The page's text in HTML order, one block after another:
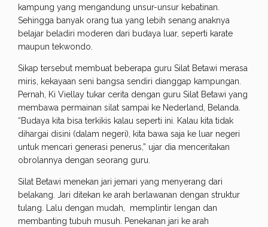
kampung yang mengandung unsur-unsur kebatinan.
Sehingga banyak orang tua yang lebih senang anaknya
belajar beladiri moderen dari budaya luar, seperti karate
maupun tekwondo.
Sikap tersebut membuat beberapa guru Silat Betawi merasa
miris, kekayaan seni bangsa sendiri dianggap kampungan.
Pernah, Ki Viellay tukar cerita dengan guru Silat Betawi yang
membawa permainan silat sampai ke Nederland, Belanda.
“Budaya kita bisa terkikis kalau seperti ini. Kalau kita tidak
dihargai disini (dalam negeri), kita bawa saja ke luar negeri
untuk mencari generasi penerus,” ujar dia menceritakan
obrolannya dengan seorang guru.
Silat Betawi menekan jari jemari yang menyerang dari
belakang. Jari ditekan ke arah berlawanan dengan struktur
tulang. Lalu dengan mudah, memplintir lengan dan
membanting tubuh musuh. Penekanan jari ke arah